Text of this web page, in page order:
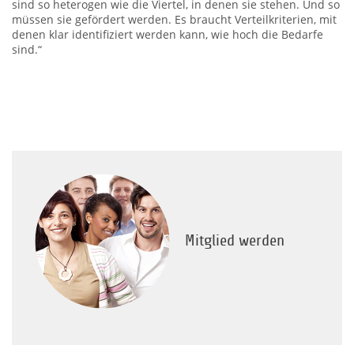
sind so heterogen wie die Viertel, in denen sie stehen. Und so
müssen sie gefördert werden. Es braucht Verteilkriterien, mit
denen klar identifiziert werden kann, wie hoch die Bedarfe
sind.“
Mitglied werden